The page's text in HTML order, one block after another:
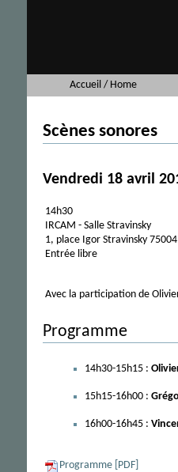
Accueil / Home
Scènes sonores
Vendredi 18 avril
14h30
IRCAM - Salle Stravinsky
1, place Igor Stravinsky
Entrée libre
Avec la participation de
Programme
14h30-15h15 :
15h15-16h00 :
16h00-16h45 :
Programme [PDF]